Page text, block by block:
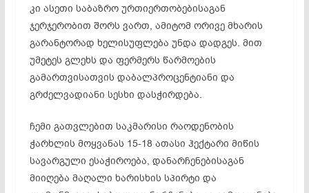
კი ასეთი საბაზრო ურთიერთობებისაგან
ჯერჯერობით შორს ვართ, ამიტომ ორივე მხარის
გარანტორად ხელისუფლება უნდა დადგეს. მით
უმეტეს გლეხს და ფერმერს წარმოების
გამართვისათვის დაბალპროცენტიანი და
გრძელვადიანი სესხი დასჭირდება.
ჩემი გათვლებით საკმარისი რაოდენობის
ჭარხლის მოყვანას 15-18 ათასი ჰექტარი მიწის
სავარგული ესაჭიროება, დანარჩენებისაგან
მიიღება მაღალი ხარისხის სპირტი და